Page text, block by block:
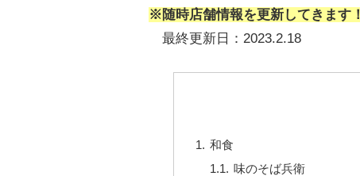
※随時店舗情報を更新してきます！
最終更新日：2023.2.18
和食
味のそば兵衛